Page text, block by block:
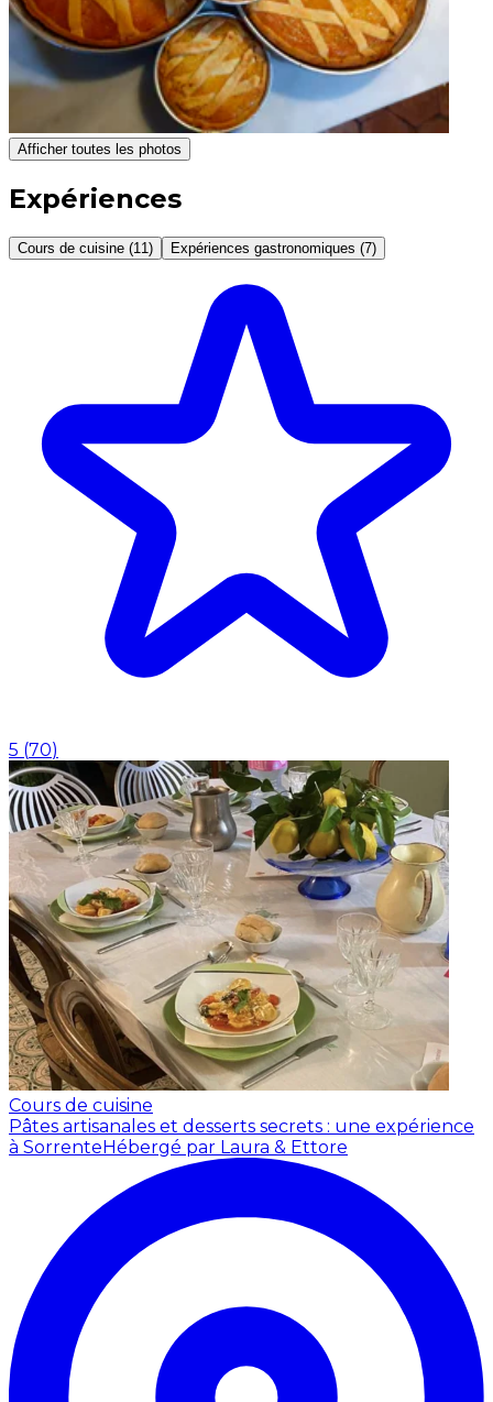
Afficher toutes les photos
Expériences
Cours de cuisine (11) Expériences gastronomiques (7)
5 (70)
Cours de cuisine
Pâtes artisanales et desserts secrets : une expérience
à SorrenteHébergé par Laura & Ettore